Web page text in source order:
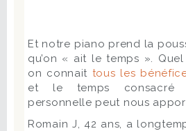
Et notre piano prend la
qu’on « ait le temps ».
on connait tous les
et le temps consacré
personnelle peut nous
Romain J, 42 ans, a